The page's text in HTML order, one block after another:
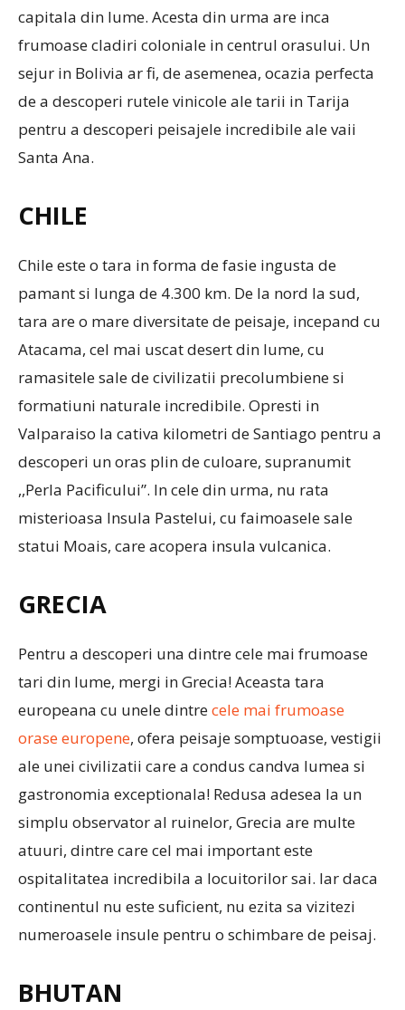
capitala din lume. Acesta din urma are inca
frumoase cladiri coloniale in centrul orasului. Un
sejur in Bolivia ar fi, de asemenea, ocazia perfecta
de a descoperi rutele vinicole ale tarii in Tarija
pentru a descoperi peisajele incredibile ale vaii
Santa Ana.
CHILE
Chile este o tara in forma de fasie ingusta de
pamant si lunga de 4.300 km. De la nord la sud,
tara are o mare diversitate de peisaje, incepand cu
Atacama, cel mai uscat desert din lume, cu
ramasitele sale de civilizatii precolumbiene si
formatiuni naturale incredibile. Opresti in
Valparaiso la cativa kilometri de Santiago pentru a
descoperi un oras plin de culoare, supranumit
,,Perla Pacificului”. In cele din urma, nu rata
misterioasa Insula Pastelui, cu faimoasele sale
statui Moais, care acopera insula vulcanica.
GRECIA
Pentru a descoperi una dintre cele mai frumoase
tari din lume, mergi in Grecia! Aceasta tara
europeana cu unele dintrecele mai frumoase
orase europene, ofera peisaje somptuoase, vestigii
ale unei civilizatii care a condus candva lumea si
gastronomia exceptionala! Redusa adesea la un
simplu observator al ruinelor, Grecia are multe
atuuri, dintre care cel mai important este
ospitalitatea incredibila a locuitorilor sai. Iar daca
continentul nu este suficient, nu ezita sa vizitezi
numeroasele insule pentru o schimbare de peisaj.
BHUTAN